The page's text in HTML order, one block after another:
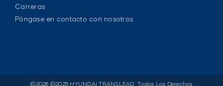
Carreras
Póngase en contacto con nosotros
©2026 ©2025 HYUNDAI TRANSLEAD. Todos Los Derechos